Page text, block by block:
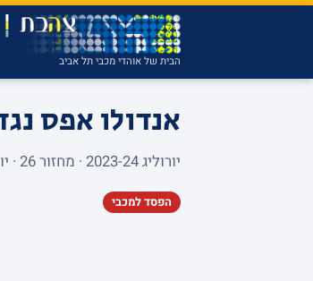
הבית של אוהדי מכבי תל אביב
אנדולו אפס
יורוליג 2023-24 · מחזור 26 · יום חמישי, 8 בפברואר 2024 · ARENA RIGA · 7,813 צופים
הפסד למכבי